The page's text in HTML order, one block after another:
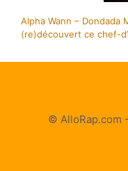
Alpha Wann – Dondada
(re)découvert ce chef-
© AlloRap.com -